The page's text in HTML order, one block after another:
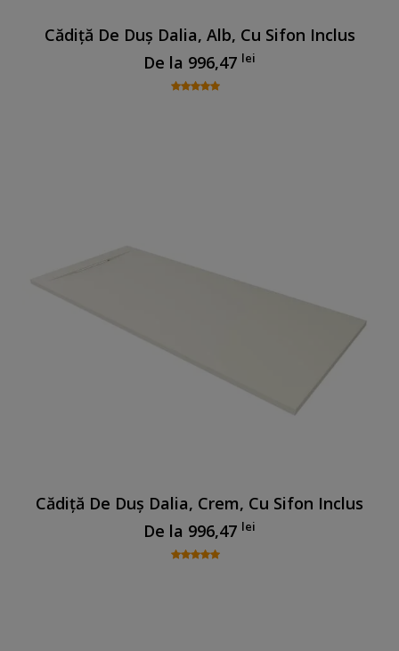
Cădiță De Duș Dalia, Alb, Cu Sifon Inclus
De la 996,47 lei
Cădiță De Duș Dalia, Crem, Cu Sifon Inclus
De la 996,47 lei